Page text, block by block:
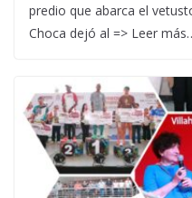
predio que abarca el
Choca dejó al => Leer